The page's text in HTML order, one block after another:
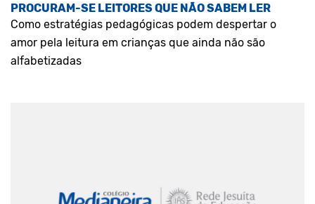
PROCURAM-SE LEITORES QUE NÃO SABEM LER
Como estratégias pedagógicas podem despertar o
amor pela leitura em crianças que ainda não são
alfabetizadas